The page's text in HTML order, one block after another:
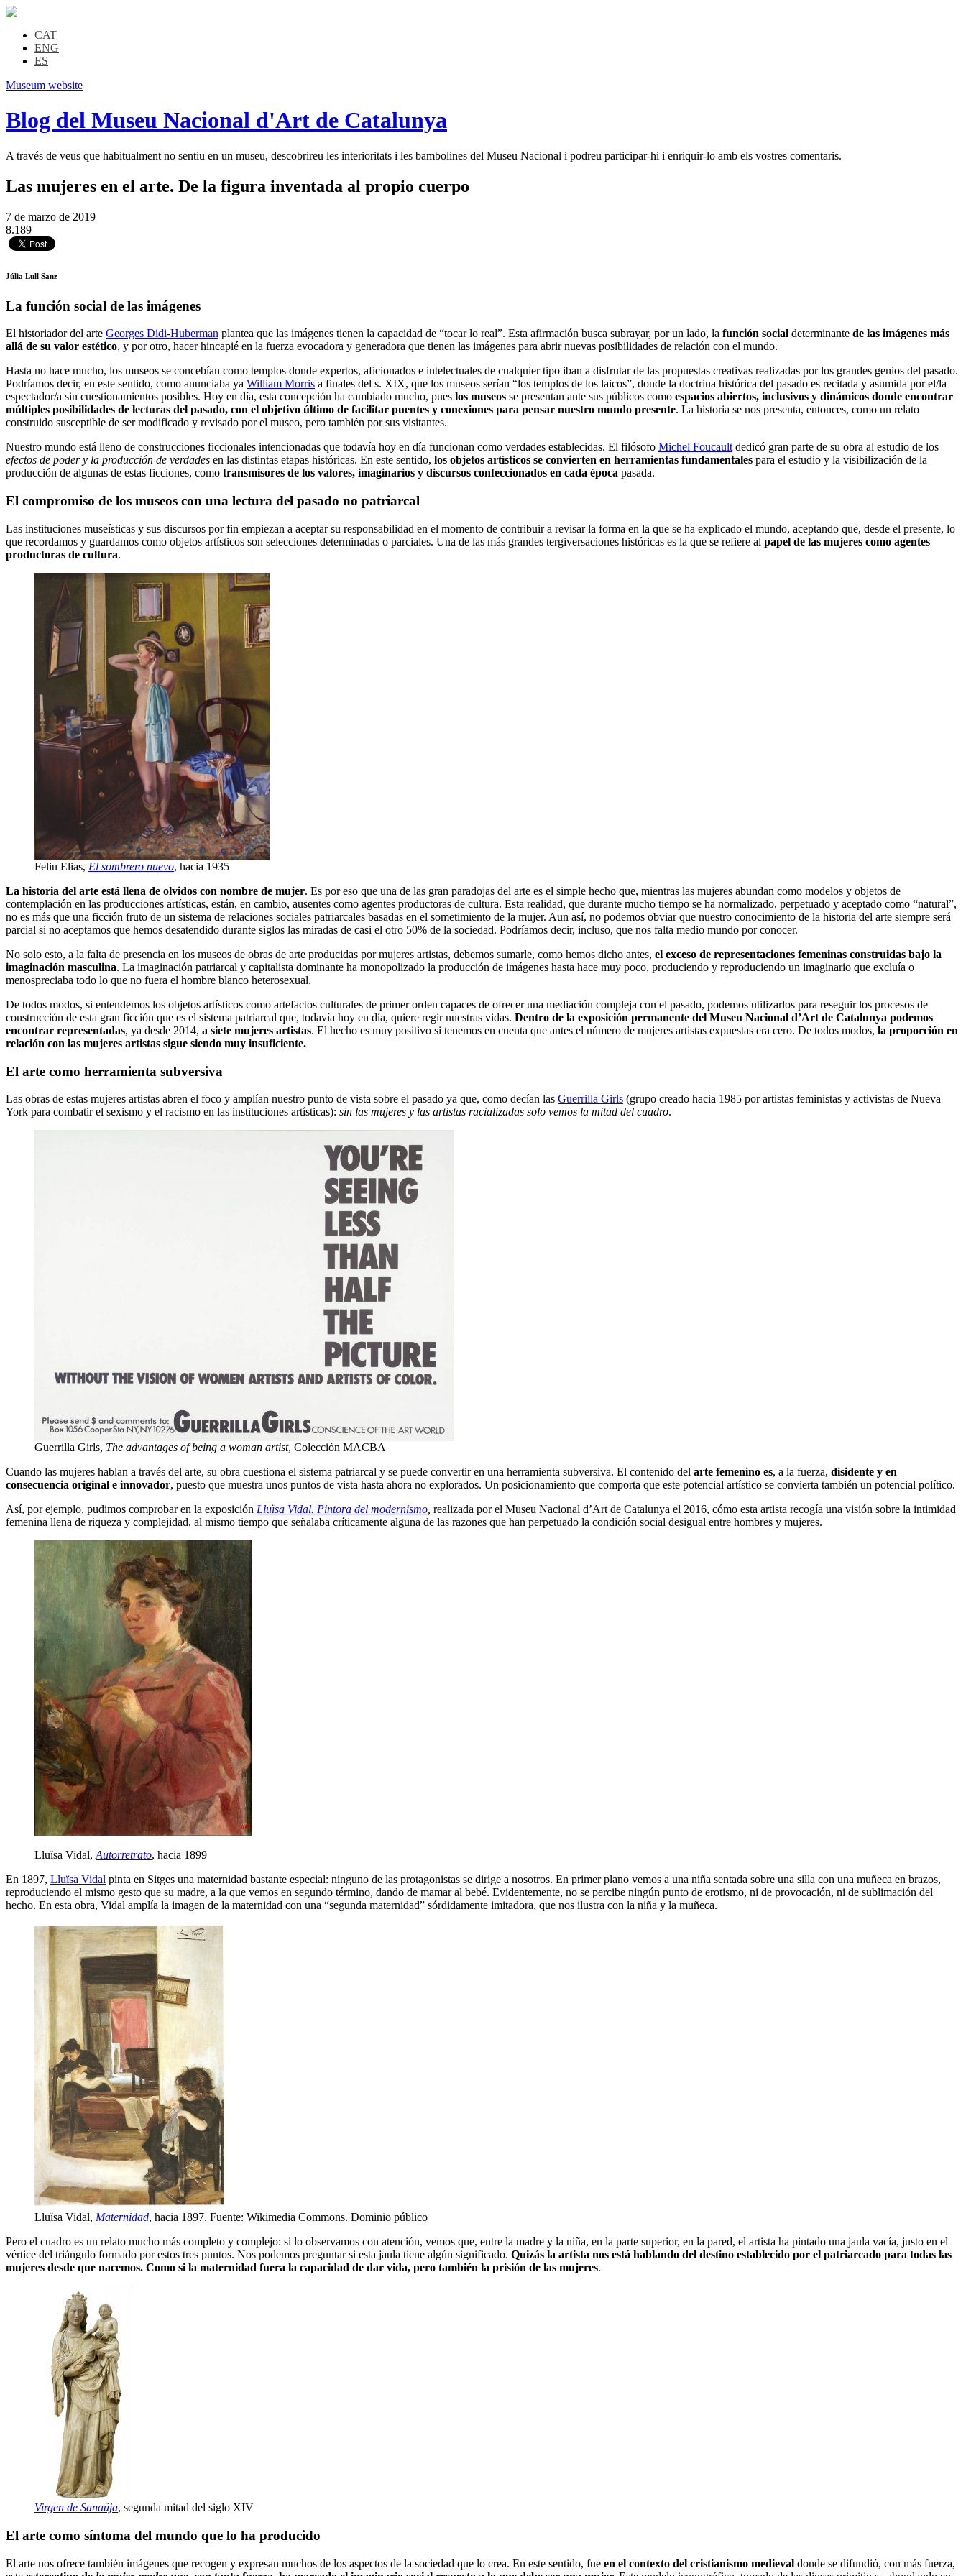
CAT
ENG
ES
Museum website
Blog del Museu Nacional d'Art de Catalunya
A través de veus que habitualment no sentiu en un museu, descobrireu les interioritats i les bambolines del Museu Nacional i podreu participar-hi i enriquir-lo amb els vostres comentaris.
Las mujeres en el arte. De la figura inventada al propio cuerpo
7 de marzo de 2019
8.189
Júlia Lull Sanz
La función social de las imágenes
El historiador del arte Georges Didi-Huberman plantea que las imágenes tienen la capacidad de “tocar lo real”. Esta afirmación busca subrayar, por un lado, la función social determinante de las imágenes más
allá de su valor estético, y por otro, hacer hincapié en la fuerza evocadora y generadora que tienen las imágenes para abrir nuevas posibilidades de relación con el mundo.
Hasta no hace mucho, los museos se concebían como templos donde expertos, aficionados e intelectuales de cualquier tipo iban a disfrutar de las propuestas creativas realizadas por los grandes genios del pasado.
Podríamos decir, en este sentido, como anunciaba ya William Morris a finales del s. XIX, que los museos serían “los templos de los laicos”, donde la doctrina histórica del pasado es recitada y asumida por el/la
espectador/a sin cuestionamientos posibles. Hoy en día, esta concepción ha cambiado mucho, pues los museos se presentan ante sus públicos como espacios abiertos, inclusivos y dinámicos donde encontrar
múltiples posibilidades de lecturas del pasado, con el objetivo último de facilitar puentes y conexiones para pensar nuestro mundo presente. La historia se nos presenta, entonces, como un relato
construido susceptible de ser modificado y revisado por el museo, pero también por sus visitantes.
Nuestro mundo está lleno de construcciones ficcionales intencionadas que todavía hoy en día funcionan como verdades establecidas. El filósofo Michel Foucault dedicó gran parte de su obra al estudio de los
efectos de poder y la producción de verdades en las distintas etapas históricas. En este sentido, los objetos artísticos se convierten en herramientas fundamentales para el estudio y la visibilización de la
producción de algunas de estas ficciones, como transmisores de los valores, imaginarios y discursos confeccionados en cada época pasada.
El compromiso de los museos con una lectura del pasado no patriarcal
Las instituciones museísticas y sus discursos por fin empiezan a aceptar su responsabilidad en el momento de contribuir a revisar la forma en la que se ha explicado el mundo, aceptando que, desde el presente, lo
que recordamos y guardamos como objetos artísticos son selecciones determinadas o parciales. Una de las más grandes tergiversaciones históricas es la que se refiere al papel de las mujeres como agentes
productoras de cultura.
Feliu Elias, El sombrero nuevo, hacia 1935
La historia del arte está llena de olvidos con nombre de mujer. Es por eso que una de las gran paradojas del arte es el simple hecho que, mientras las mujeres abundan como modelos y objetos de
contemplación en las producciones artísticas, están, en cambio, ausentes como agentes productoras de cultura. Esta realidad, que durante mucho tiempo se ha normalizado, perpetuado y aceptado como “natural”,
no es más que una ficción fruto de un sistema de relaciones sociales patriarcales basadas en el sometimiento de la mujer. Aun así, no podemos obviar que nuestro conocimiento de la historia del arte siempre será
parcial si no aceptamos que hemos desatendido durante siglos las miradas de casi el otro 50% de la sociedad. Podríamos decir, incluso, que nos falta medio mundo por conocer.
No solo esto, a la falta de presencia en los museos de obras de arte producidas por mujeres artistas, debemos sumarle, como hemos dicho antes, el exceso de representaciones femeninas construidas bajo la
imaginación masculina. La imaginación patriarcal y capitalista dominante ha monopolizado la producción de imágenes hasta hace muy poco, produciendo y reproduciendo un imaginario que excluía o
menospreciaba todo lo que no fuera el hombre blanco heterosexual.
De todos modos, si entendemos los objetos artísticos como artefactos culturales de primer orden capaces de ofrecer una mediación compleja con el pasado, podemos utilizarlos para reseguir los procesos de
construcción de esta gran ficción que es el sistema patriarcal que, todavía hoy en día, quiere regir nuestras vidas. Dentro de la exposición permanente del Museu Nacional d’Art de Catalunya podemos
encontrar representadas, ya desde 2014, a siete mujeres artistas. El hecho es muy positivo si tenemos en cuenta que antes el número de mujeres artistas expuestas era cero. De todos modos, la proporción en
relación con las mujeres artistas sigue siendo muy insuficiente.
El arte como herramienta subversiva
Las obras de estas mujeres artistas abren el foco y amplían nuestro punto de vista sobre el pasado ya que, como decían las Guerrilla Girls (grupo creado hacia 1985 por artistas feministas y activistas de Nueva
York para combatir el sexismo y el racismo en las instituciones artísticas): sin las mujeres y las artistas racializadas solo vemos la mitad del cuadro.
Guerrilla Girls, The advantages of being a woman artist, Colección MACBA
Cuando las mujeres hablan a través del arte, su obra cuestiona el sistema patriarcal y se puede convertir en una herramienta subversiva. El contenido del arte femenino es, a la fuerza, disidente y en
consecuencia original e innovador, puesto que muestra unos puntos de vista hasta ahora no explorados. Un posicionamiento que comporta que este potencial artístico se convierta también un potencial político.
Así, por ejemplo, pudimos comprobar en la exposición Lluïsa Vidal. Pintora del modernismo realizada por el Museu Nacional d’Art de Catalunya el 2016, cómo esta artista recogía una visión sobre la intimidad
femenina llena de riqueza y complejidad, al mismo tiempo que señalaba críticamente alguna de las razones que han perpetuado la condición social desigual entre hombres y mujeres.
Lluïsa Vidal, Autorretrato, hacia 1899
En 1897, Lluïsa Vidal pinta en Sitges una maternidad bastante especial: ninguno de las protagonistas se dirige a nosotros. En primer plano vemos a una niña sentada sobre una silla con una muñeca en brazos,
reproduciendo el mismo gesto que su madre, a la que vemos en segundo término, dando de mamar al bebé. Evidentemente, no se percibe ningún punto de erotismo, ni de provocación, ni de sublimación del
hecho. En esta obra, Vidal amplía la imagen de la maternidad con una “segunda maternidad” sórdidamente imitadora, que nos ilustra con la niña y la muñeca.
Lluïsa Vidal, Maternidad, hacia 1897. Fuente: Wikimedia Commons. Dominio público
Pero el cuadro es un relato mucho más completo y complejo: si lo observamos con atención, vemos que, entre la madre y la niña, en la parte superior, en la pared, el artista ha pintado una jaula vacía, justo en el
vértice del triángulo formado por estos tres puntos. Nos podemos preguntar si esta jaula tiene algún significado. Quizás la artista nos está hablando del destino establecido por el patriarcado para todas las
mujeres desde que nacemos. Como si la maternidad fuera la capacidad de dar vida, pero también la prisión de las mujeres.
Virgen de Sanaüja, segunda mitad del siglo XIV
El arte como síntoma del mundo que lo ha producido
El arte nos ofrece también imágenes que recogen y expresan muchos de los aspectos de la sociedad que lo crea. En este sentido, fue en el contexto del cristianismo medieval donde se difundió, con más fuerza,